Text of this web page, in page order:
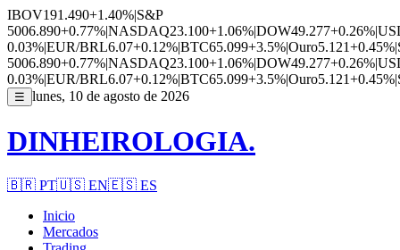
IBOV191.490+1.40%|S&P
5006.890+0.77%|NASDAQ23.100+1.06%|DOW49.277+0.26%|
0.03%|EUR/BRL6.07+0.12%|BTC65.099+3.5%|Ouro5.121+0.45%|
5006.890+0.77%|NASDAQ23.100+1.06%|DOW49.277+0.26%|
0.03%|EUR/BRL6.07+0.12%|BTC65.099+3.5%|Ouro5.121+0.45%|
☰ lunes, 10 de agosto de 2026
DINHEIROLOGIA.
🇧🇷 PT🇺🇸 EN🇪🇸 ES
Inicio
Mercados